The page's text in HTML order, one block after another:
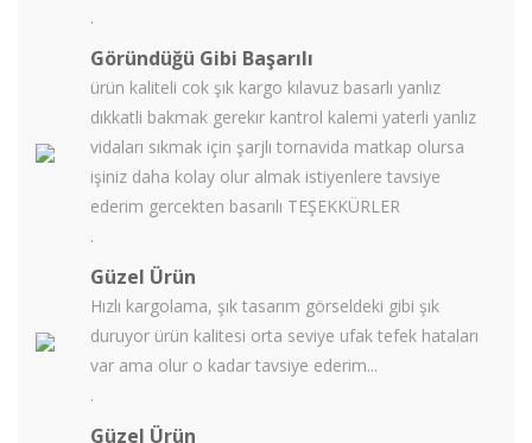
.
Göründüğü Gibi Başarılı
ürün kaliteli cok şık kargo kılavuz basarlı yanlız
dıkkatli bakmak gerekır kantrol kalemi yaterli yanlız
vidaları sıkmak için şarjlı tornavida matkap olursa
işiniz daha kolay olur almak istiyenlere tavsiye
ederim gercekten basarılı TEŞEKKÜRLER
.
Güzel Ürün
Hızlı kargolama, şık tasarım görseldeki gibi şık
duruyor ürün kalitesi orta seviye ufak tefek hataları
var ama olur o kadar tavsiye ederim...
.
Güzel Ürün